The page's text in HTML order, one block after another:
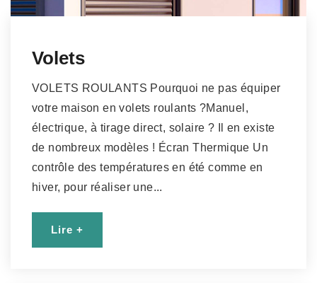
Volets
VOLETS ROULANTS Pourquoi ne pas équiper
votre maison en volets roulants ?Manuel,
électrique, à tirage direct, solaire ? Il en existe
de nombreux modèles ! Écran Thermique Un
contrôle des températures en été comme en
hiver, pour réaliser une...
Lire +